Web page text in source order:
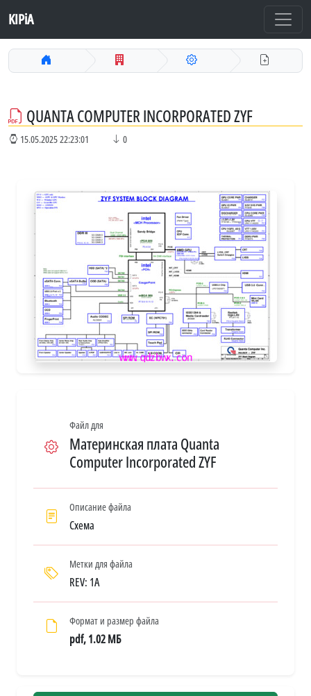
KIPiA
QUANTA COMPUTER INCORPORATED ZYF
15.05.2025 22:23:01 0
Файл для
Материнская плата Quanta
Computer Incorporated ZYF
Описание файла
Схема
Метки для файла
REV: 1A
Формат и размер файла
pdf, 1.02 МБ